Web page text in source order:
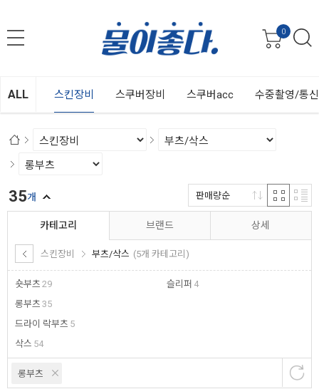
0
ALL 스킨장비 스쿠버장비 스쿠버acc 수중촬영/통
카테고리
스킨장비 부츠/삭스 (5개 카테고리)
숏부츠 29
롱부츠 35
드라이 락부츠 5
삭스 54
슬리퍼 4
브랜드 상세
롱부츠
35개 판매량순